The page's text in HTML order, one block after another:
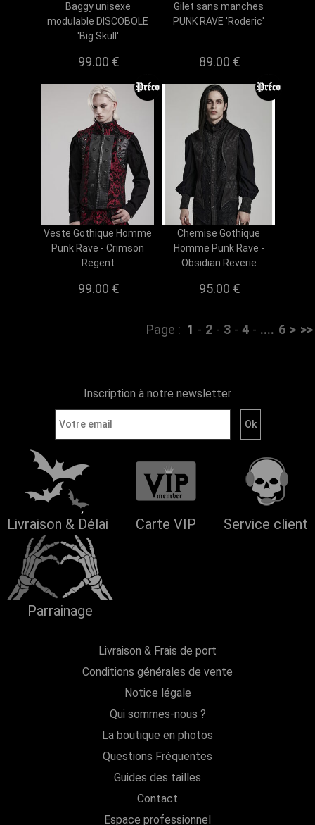
Baggy unisexe
modulable DISCOBOLE
'Big Skull'
99.00 €
Gilet sans manches
PUNK RAVE 'Roderic'
89.00 €
Veste Gothique Homme
Punk Rave - Crimson
Regent
99.00 €
Chemise Gothique
Homme Punk Rave -
Obsidian Reverie
95.00 €
Page : 1 - 2 - 3 - 4 - .... 6 > >>
Inscription à notre newsletter
Livraison & Délai Carte VIP Service client
Parrainage
Livraison & Frais de port
Conditions générales de vente
Notice légale
Qui sommes-nous ?
La boutique en photos
Questions Fréquentes
Guides des tailles
Contact
Espace professionnel